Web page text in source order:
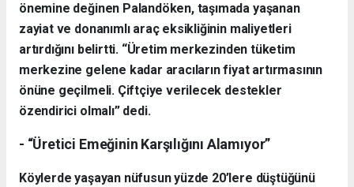
önemine değinen Palandöken, taşımada yaşanan
zayiat ve donanımlı araç eksikliğinin maliyetleri
artırdığını belirtti. “Üretim merkezinden tüketim
merkezine gelene kadar aracıların fiyat artırmasının
önüne geçilmeli. Çiftçiye verilecek destekler
özendirici olmalı” dedi.
- “Üretici Emeğinin Karşılığını Alamıyor”
Köylerde yaşayan nüfusun yüzde 20’lere düştüğünü